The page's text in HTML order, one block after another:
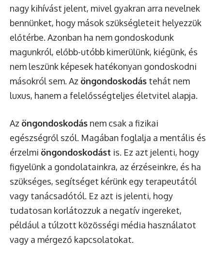
nagy kihívást jelent, mivel gyakran arra nevelnek
bennünket, hogy mások szükségleteit helyezzük
előtérbe. Azonban ha nem gondoskodunk
magunkról, előbb-utóbb kimerülünk, kiégünk, és
nem leszünk képesek hatékonyan gondoskodni
másokról sem. Az öngondoskodás tehát nem
luxus, hanem a felelősségteljes életvitel alapja.
Az öngondoskodás nem csak a fizikai
egészségről szól. Magában foglalja a mentális és
érzelmi öngondoskodást is. Ez azt jelenti, hogy
figyelünk a gondolatainkra, az érzéseinkre, és ha
szükséges, segítséget kérünk egy terapeutától
vagy tanácsadótól. Ez azt is jelenti, hogy
tudatosan korlátozzuk a negatív ingereket,
például a túlzott közösségi média használatot
vagy a mérgező kapcsolatokat.